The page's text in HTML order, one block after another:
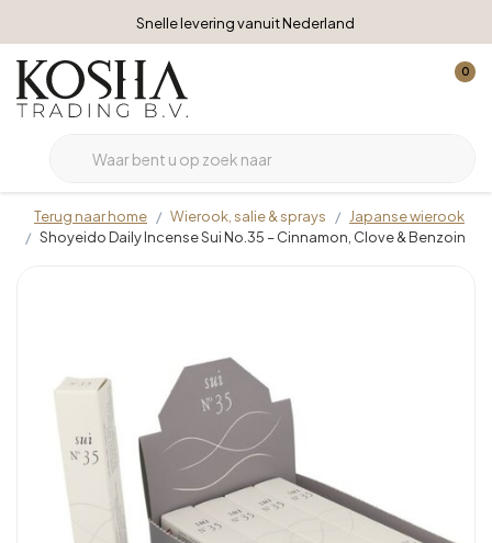
Snelle levering vanuit Nederland
0
Terug naar home Wierook, salie & sprays
Japanse wierook
Shoyeido Daily Incense Sui No.35 – Cinnamon, Clove & Benzoin